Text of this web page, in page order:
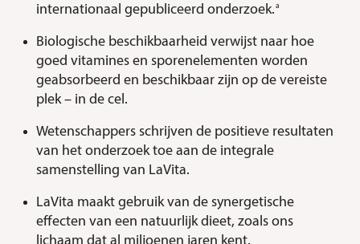
internationaal gepubliceerd onderzoek. a
Biologische beschikbaarheid verwijst naar hoe
goed vitamines en sporenelementen worden
geabsorbeerd en beschikbaar zijn op de vereiste
plek – in de cel.
Wetenschappers schrijven de positieve resultaten
van het onderzoek toe aan de integrale
samenstelling van LaVita.
LaVita maakt gebruik van de synergetische
effecten van een natuurlijk dieet, zoals ons